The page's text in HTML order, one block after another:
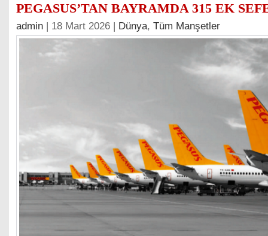
PEGASUS’TAN BAYRAMDA 315 EK
admin | 18 Mart 2026 | Dünya, Tüm Manşetler